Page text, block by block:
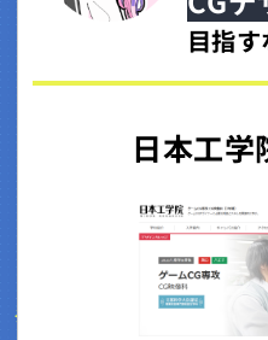
目指す
日本工学